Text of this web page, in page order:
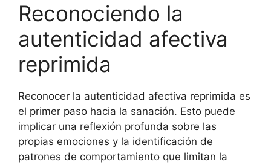
Reconociendo la
autenticidad afectiva
reprimida
Reconocer la autenticidad afectiva reprimida es
el primer paso hacia la sanación. Esto puede
implicar una reflexión profunda sobre las
propias emociones y la identificación de
patrones de comportamiento que limitan la